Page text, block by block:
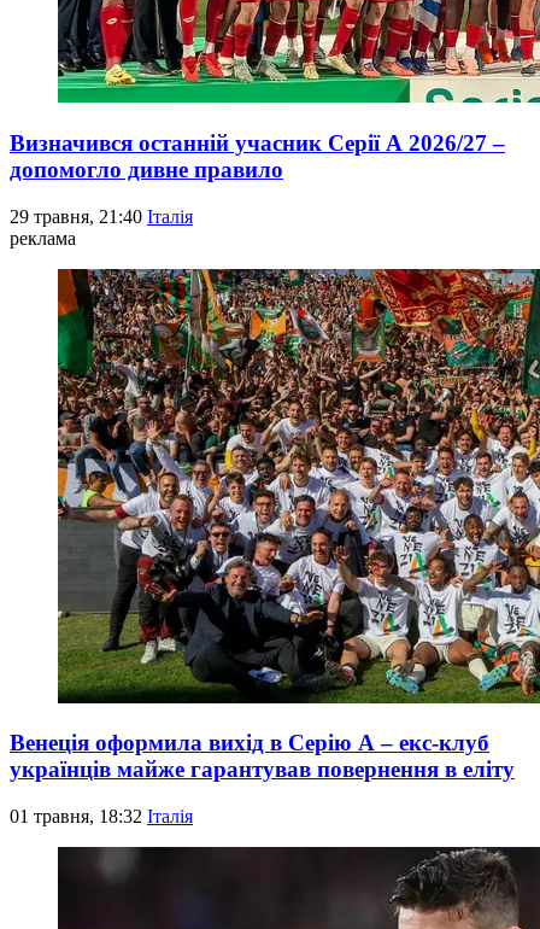
Визначився останній учасник Серії А 2026/27 –
допомогло дивне правило
29 травня, 21:40 Італія
реклама
Венеція оформила вихід в Серію А – екс-клуб
українців майже гарантував повернення в еліту
01 травня, 18:32 Італія